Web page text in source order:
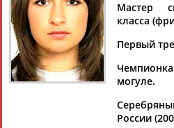
Елена
ВОРОНА
Ваш запрос: "Елена
Документы 1-9 из 9 найденных
Мастер
класса
Первый
могуле.
России